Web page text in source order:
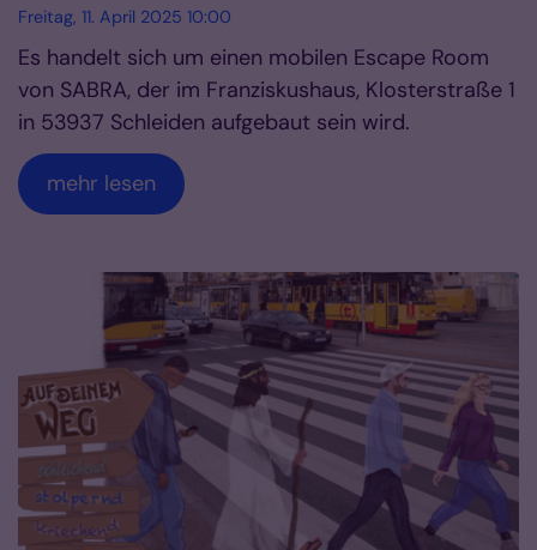
Freitag, 11. April 2025 10:00
Es handelt sich um einen mobilen Escape Room
von SABRA, der im Franziskushaus, Klosterstraße 1
in 53937 Schleiden aufgebaut sein wird.
mehr lesen